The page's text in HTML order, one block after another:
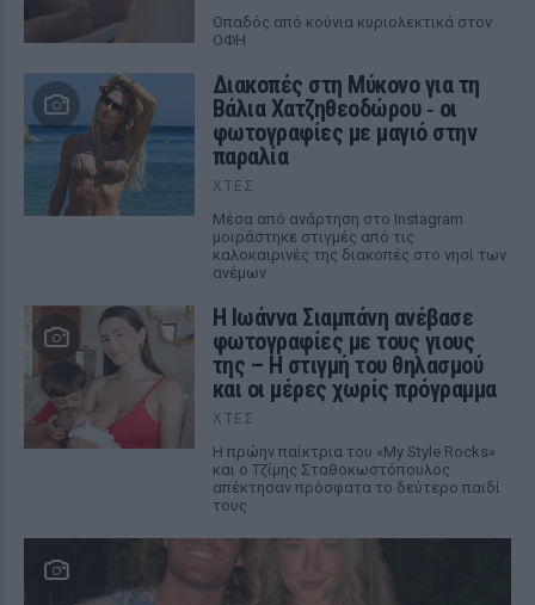
Οπαδός από κούνια κυριολεκτικά στον
ΟΦΗ
Διακοπές στη Μύκονο για τη
Βάλια Χατζηθεοδώρου ‑ οι
φωτογραφίες με μαγιό στην
παραλία
ΧΤΕΣ
Μέσα από ανάρτηση στο Instagram
μοιράστηκε στιγμές από τις
καλοκαιρινές της διακοπές στο νησί των
ανέμων
H Ιωάννα Σιαμπάνη ανέβασε
φωτογραφίες με τους γιους
της – Η στιγμή του θηλασμού
και οι μέρες χωρίς πρόγραμμα
ΧΤΕΣ
Η πρώην παίκτρια του «My Style Rocks»
και ο Τζίμης Σταθοκωστόπουλος
απέκτησαν πρόσφατα το δεύτερο παιδί
τους